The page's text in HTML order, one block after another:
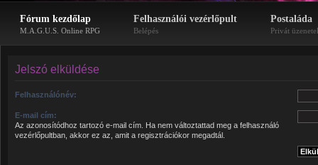
Fórum kezdőlap
M.A.G.U.S. Online RPG
Felhasználói vezérlőpult
Belépés
Postaláda
Privát
Jelszó elküldése
Felhasználónév:
E-mail cím:
Az azonosítódhoz tartozó e-mail cím. Ha nem változtattad meg a felhasználó
vezérlőpultban, akkor ez az, amit a regisztrációkor megadtál.